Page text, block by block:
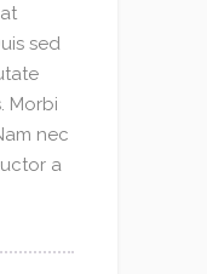
sed
Morbi
nec
a